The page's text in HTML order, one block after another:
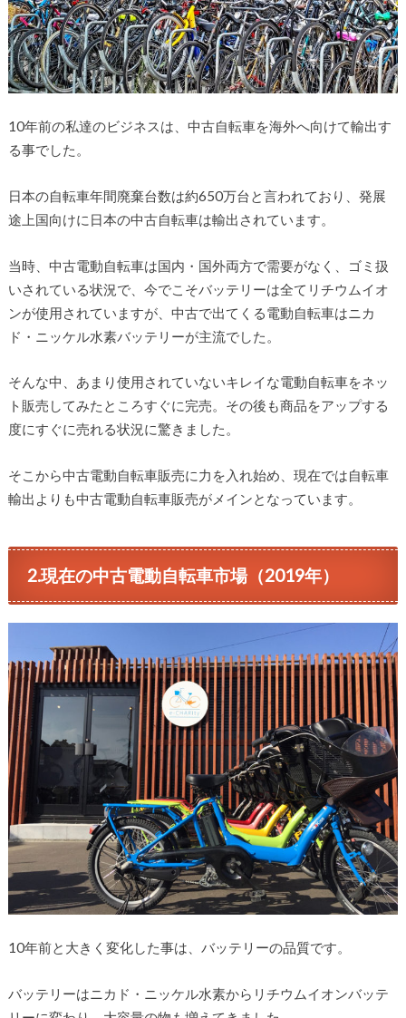
10年前の私達のビジネスは、中古自転車を海外へ向けて輸出す
る事でした。
日本の自転車年間廃棄台数は約650万台と言われており、発展
途上国向けに日本の中古自転車は輸出されています。
当時、中古電動自転車は国内・国外両方で需要がなく、ゴミ扱
いされている状況で、今でこそバッテリーは全てリチウムイオ
ンが使用されていますが、中古で出てくる電動自転車はニカ
ド・ニッケル水素バッテリーが主流でした。
そんな中、あまり使用されていないキレイな電動自転車をネッ
ト販売してみたところすぐに完売。その後も商品をアップする
度にすぐに売れる状況に驚きました。
そこから中古電動自転車販売に力を入れ始め、現在では自転車
輸出よりも中古電動自転車販売がメインとなっています。
2.現在の中古電動自転車市場（2019年）
10年前と大きく変化した事は、バッテリーの品質です。
バッテリーはニカド・ニッケル水素からリチウムイオンバッテ